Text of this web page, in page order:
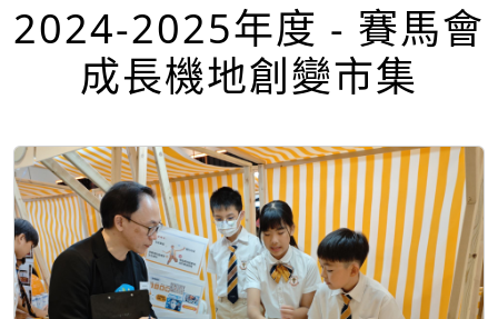
2024-2025年度 - 賽馬會
成長機地創變市集